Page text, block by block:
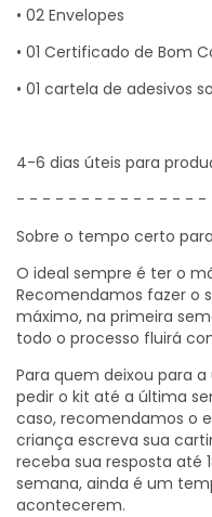
• 02 Envelopes
• 01 Certificado de Bom
• 01 cartela de adesivos
4-6 dias úteis para
- - - - - - - - - - - - - - -
Sobre o tempo certo
O ideal sempre é ter o
Recomendamos fazer o
máximo, na primeira
todo o processo fluirá
Para quem deixou para
pedir o kit até a última
caso, recomendamos o
criança escreva sua
receba sua resposta até
semana, ainda é um
acontecerem.